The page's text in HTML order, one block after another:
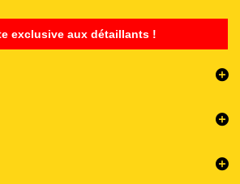
exclusive aux détaillants !